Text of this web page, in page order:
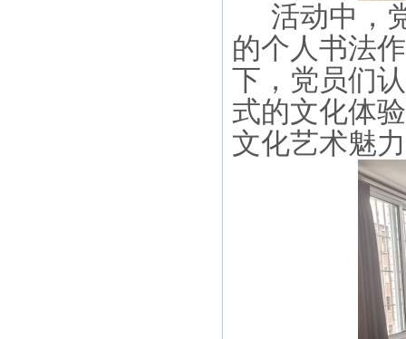
活动中，
的个人书法
下，党员们
式的文化体
文化艺术魅